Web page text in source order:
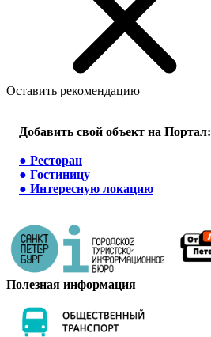
Оставить рекомендацию
Добавить свой объект на Портал:
● Ресторан
● Гостиницу
● Интересную локацию
Полезная информация